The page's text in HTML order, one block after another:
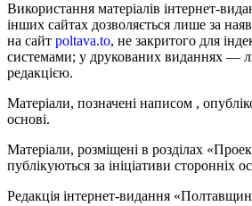
Використання матеріалів інтернет-
інших сайтах дозволяється лише за
на сайт poltava.to, не закритого для
системами; у друкованих виданнях —
редакцією.
Матеріали, позначені написом ,
основі.
Матеріали, розміщені в розділах
публікуються за ініціативи сторонніх
Редакція інтернет-видання